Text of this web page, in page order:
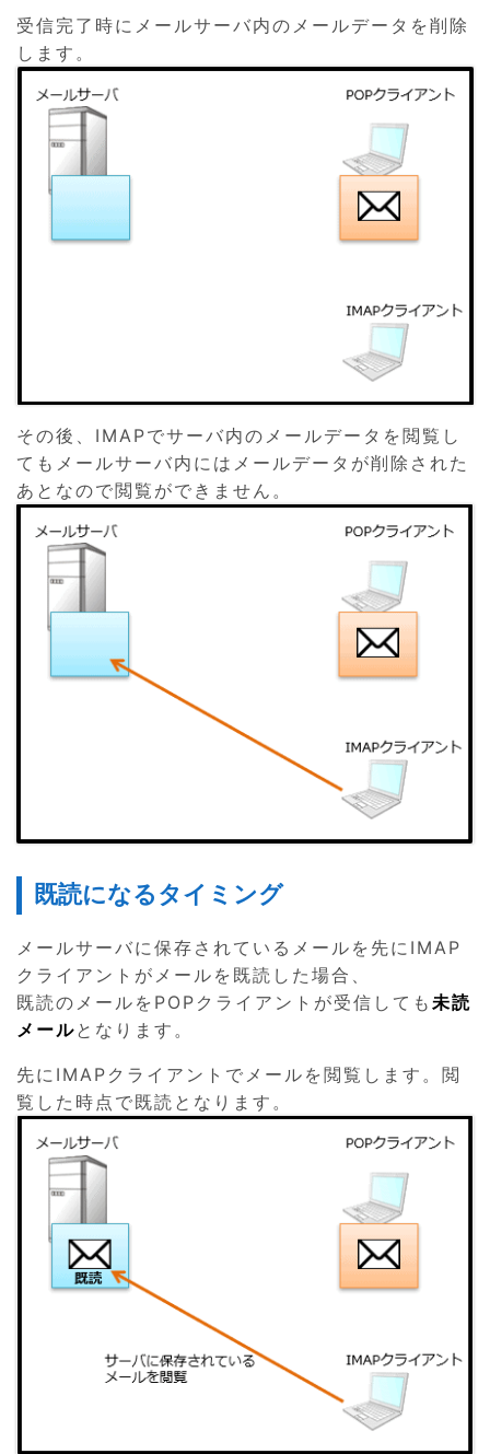
受信完了時にメールサーバ内のメールデータを削除
します。
その後、IMAPでサーバ内のメールデータを閲覧し
てもメールサーバ内にはメールデータが削除された
あとなので閲覧ができません。
既読になるタイミング
メールサーバに保存されているメールを先にIMAP
クライアントがメールを既読した場合、
既読のメールをPOPクライアントが受信しても 未読
メールとなります。
先にIMAPクライアントでメールを閲覧します。閲
覧した時点で既読となります。